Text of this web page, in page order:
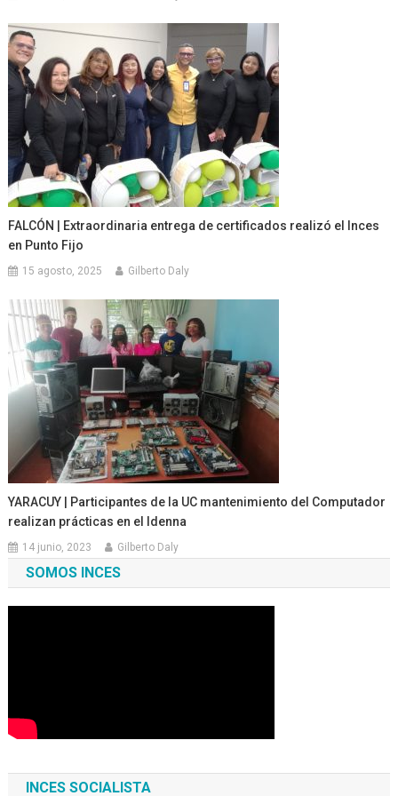
FALCÓN | Extraordinaria entrega de certificados realizó el Inces
en Punto Fijo
15 agosto, 2025 Gilberto Daly
YARACUY | Participantes de la UC mantenimiento del Computador
realizan prácticas en el Idenna
14 junio, 2023 Gilberto Daly
SOMOS INCES
INCES SOCIALISTA